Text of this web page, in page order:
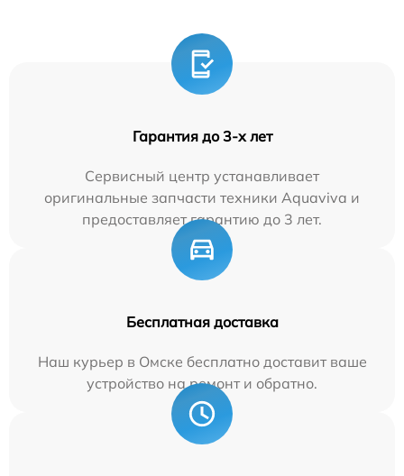
Гарантия до 3-х лет
Сервисный центр устанавливает
оригинальные запчасти техники Aquaviva и
предоставляет гарантию до 3 лет.
Бесплатная доставка
Наш курьер в Омске бесплатно доставит ваше
устройство на ремонт и обратно.